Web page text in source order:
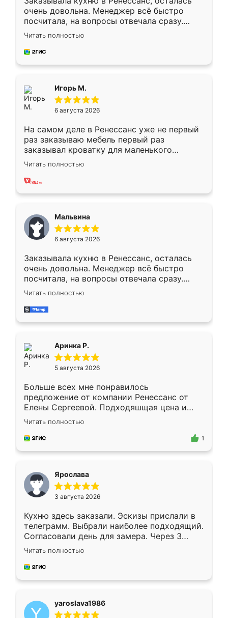
очень довольна. Менеджер всё быстро
посчитала, на вопросы отвечала сразу.
Замерщик приехал в субботу, подошёл к
делу со всей ответственностью. Собрали
за день, ребята работали аккуратно, даже
Читать полностью
Игорь М.
6 августа 2026
На самом деле в Ренессанс уже не первый
раз заказываю мебель первый раз
заказывал кроватку для маленького
ребёнка при его рождении ,во второй раз
заказал шкаф-купе. По качеству очень
хорошее сборка достаточно быстрая,
меньше, здесь же он более разнообразный.
Мне нравится ,если что-то потребуется из
мебели буду заказывать только здесь.
Читать полностью
Мальвина
6 августа 2026
Заказывала кухню в Ренессанс, осталась
очень довольна. Менеджер всё быстро
посчитала, на вопросы отвечала сразу.
Замерщик приехал в субботу, подошёл к
делу со всей ответственностью. Собрали
за день, ребята работали аккуратно, даже
Читать полностью
Аринка Р.
5 августа 2026
Больше всех мне понравилось
предложение от компании Ренессанс от
Елены Сергеевой. Подходяшщая цена и
короткие сроки изготовления. Приехавший
для замера сотрудник Владислав
предложил по моему эскизу самый
Читать полностью
1
Ярослава
3 августа 2026
Кухню здесь заказали. Эскизы прислали в
телеграмм. Выбрали наиболее подходящий.
Согласовали день для замера. Через 3
недели кухня была уже готова. Остались
довольны работой. Спасибо Ренессанс
мебель за качественную работу!
Читать полностью
yaroslava1986